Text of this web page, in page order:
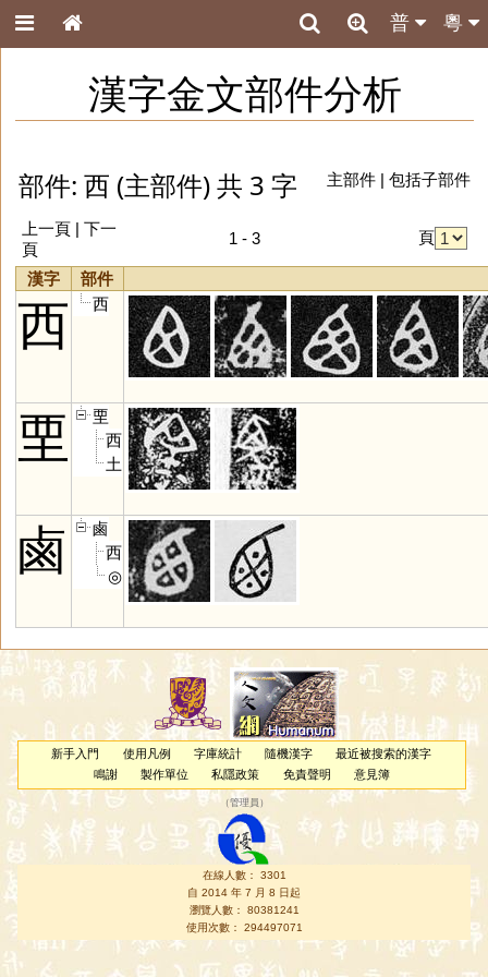
粵
普
漢字金文部件分析
部件: 西 (主部件) 共 3 字 主部件| 包括子部件
上一頁 | 下一
頁
1 - 3 頁
漢字 部件
西 西
垔
垔
西
土
鹵
鹵
西
◎
新手入門 使用凡例 字庫統計 隨機漢字
最近被搜索的漢字
鳴謝
製作單位 私隱政策 免責聲明 意見簿
（管理員 ）
在線人數： 3301
自 2014 年 7 月 8 日起
瀏覽人數： 80381241
使用次數： 294497071